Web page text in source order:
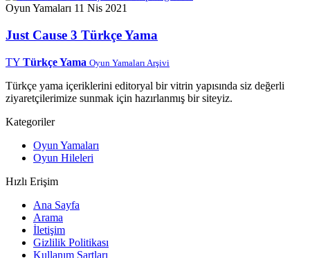
Oyun Yamaları 11 Nis 2021
Just Cause 3 Türkçe Yama
TY Türkçe Yama Oyun Yamaları Arşivi
Türkçe yama içeriklerini editoryal bir vitrin yapısında siz değerli
ziyaretçilerimize sunmak için hazırlanmış bir siteyiz.
Kategoriler
Oyun Yamaları
Oyun Hileleri
Hızlı Erişim
Ana Sayfa
Arama
İletişim
Gizlilik Politikası
Kullanım Şartları